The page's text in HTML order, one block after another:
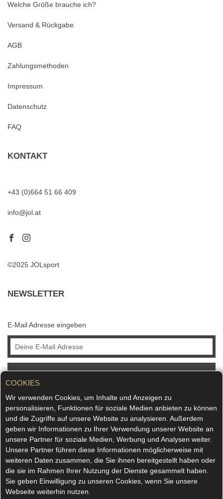
COOKIES
Wir verwenden Cookies, um Inhalte und Anzeigen zu
personalisieren, Funktionen für soziale Medien anbieten zu können
und die Zugriffe auf unsere Website zu analysieren. Außerdem
geben wir Informationen zu Ihrer Verwendung unserer Website an
unsere Partner für soziale Medien, Werbung und Analysen weiter.
Unsere Partner führen diese Informationen möglicherweise mit
weiteren Daten zusammen, die Sie ihnen bereitgestellt haben oder
die sie im Rahmen Ihrer Nutzung der Dienste gesammelt haben.
Sie geben Einwilligung zu unseren Cookies, wenn Sie unsere
Webseite weiterhin nutzen.
Welche Größe brauche ich?
Versand & Rückgabe
AGB
Zahlungsmethoden
Impressum
Datenschutz
FAQ
KONTAKT
+43 (0)664 51 66 409
info@jol.at
©2025 JOLsport
NEWSLETTER
E-Mail Adresse eingeben
ABONNIEREN